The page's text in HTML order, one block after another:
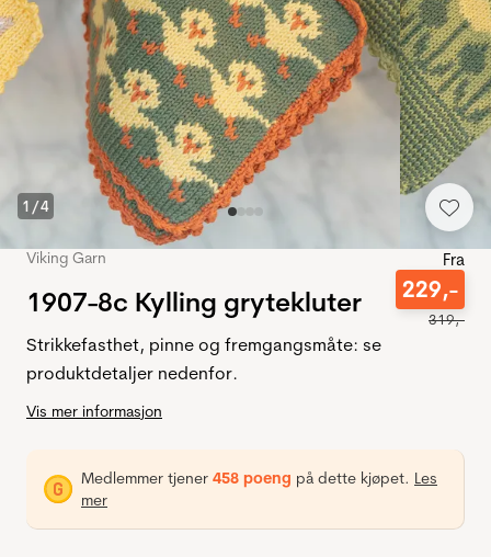
1 /4
Viking Garn
1907-8c Kylling grytekluter
Fra
229,-
319,-
Strikkefasthet, pinne og fremgangsmåte: se
produktdetaljer nedenfor.
Vis mer informasjon
Medlemmer tjener 458 poeng på dette kjøpet. Les
mer